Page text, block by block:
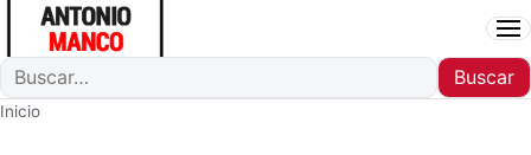
Buscar
Buscar
Inicio